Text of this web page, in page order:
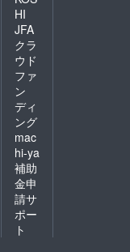
HI
JFA
クラ
ウド
ファ
ン
ディ
ング
mac
hi-ya
補助
金申
請サ
ポー
ト